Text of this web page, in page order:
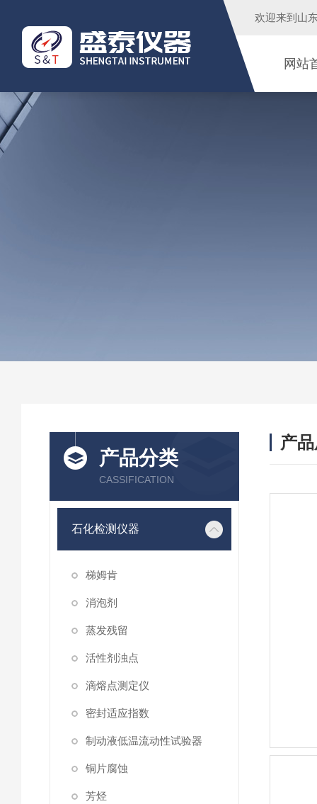
欢迎来到 山
网站
产品分类
CASSIFICATION
石化检测仪器
梯姆肯
消泡剂
蒸发残留
活性剂浊点
滴熔点测定仪
密封适应指数
制动液低温流动性试验器
铜片腐蚀
芳烃
产